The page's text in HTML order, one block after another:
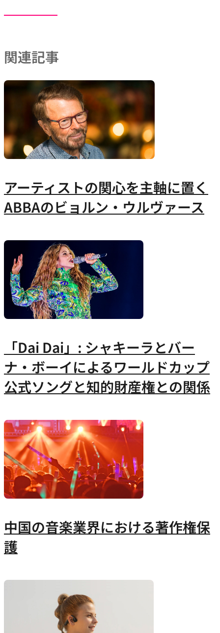
関連記事
アーティストの関心を主軸に置く
ABBAのビョルン・ウルヴァース
「Dai Dai」: シャキーラとバー
ナ・ボーイによるワールドカップ
公式ソングと知的財産権との関係
中国の音楽業界における著作権保
護